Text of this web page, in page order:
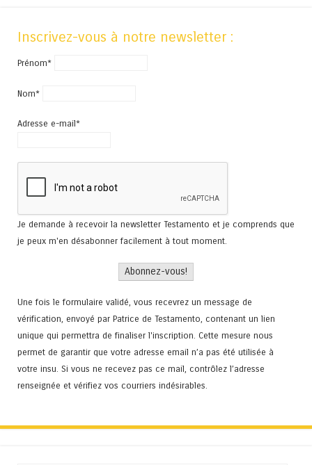
Inscrivez-vous à notre newsletter :
Prénom*
Nom*
Adresse e-mail*
Je demande à recevoir la newsletter Testamento et je comprends que
je peux m'en désabonner facilement à tout moment.
Une fois le formulaire validé, vous recevrez un message de
vérification, envoyé par Patrice de Testamento, contenant un lien
unique qui permettra de finaliser l'inscription. Cette mesure nous
permet de garantir que votre adresse email n’a pas été utilisée à
votre insu. Si vous ne recevez pas ce mail, contrôlez l’adresse
renseignée et vérifiez vos courriers indésirables.